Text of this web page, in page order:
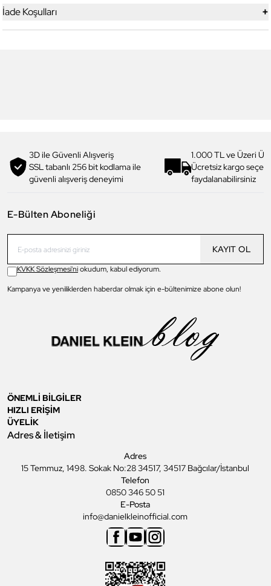
İade Koşulları +
3D ile Güvenli Alışveriş
SSL tabanlı 256 bit kodlama ile
güvenli alışveriş deneyimi
1.000 TL ve Üzeri
Ücretsiz kargo
faydalanabilirsiniz
E-Bülten Aboneliği
KAYIT OL
KVKK Sözleşmesi'niokudum, kabul ediyorum.
Kampanya ve yeniliklerden haberdar olmak için e-bültenimize abone olun!
ÖNEMLİ BİLGİLER
HIZLI ERİŞİM
ÜYELİK
Adres & İletişim
Adres
15 Temmuz, 1498. Sokak No:28 34517, 34517 Bağcılar/İstanbul
Telefon
0850 346 50 51
E-Posta
info@danielkleinofficial.com
Facebook
YoutubeInstagram